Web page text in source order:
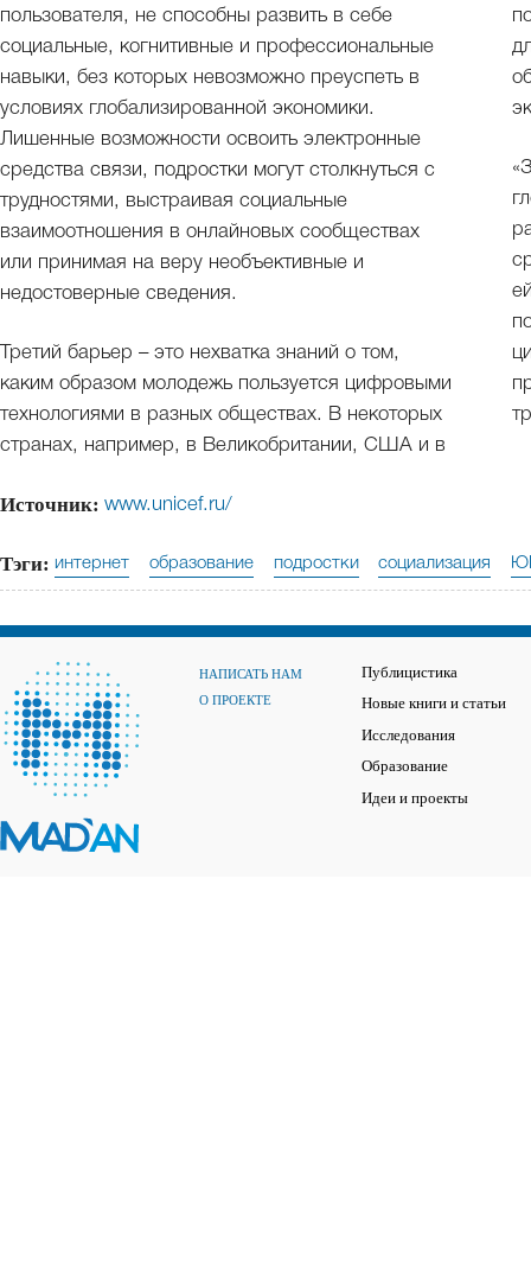
пользователя, не способны развить в себе
социальные, когнитивные и профессиональные
навыки, без которых невозможно преуспеть в
условиях глобализированной экономики.
Лишенные возможности освоить электронные
средства связи, подростки могут столкнуться с
трудностями, выстраивая социальные
взаимоотношения в онлайновых сообществах
или принимая на веру необъективные и
недостоверные сведения.
Третий барьер – это нехватка знаний о том,
каким образом молодежь пользуется цифровыми
технологиями в разных обществах. В некоторых
странах, например, в Великобритании, США и в
Источник: www.unicef.ru/
Тэги: интернет образование подростки социализация
НАПИСАТЬ НАМ
О ПРОЕКТЕ
Публицистика
Новые книги и статьи
Исследования
Образование
Идеи и проекты